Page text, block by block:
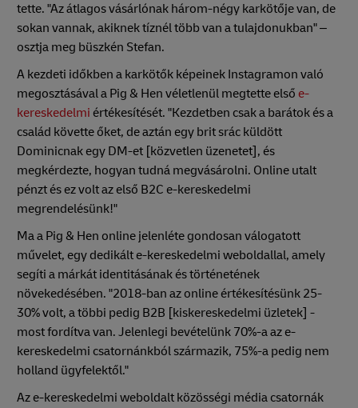
tette. "Az átlagos vásárlónak három-négy karkötője van, de
sokan vannak, akiknek tíznél több van a tulajdonukban" –
osztja meg büszkén Stefan.
A kezdeti időkben a karkötők képeinek Instagramon való
megosztásával a Pig & Hen véletlenül megtette első e-
kereskedelmi értékesítését. "Kezdetben csak a barátok és a
család követte őket, de aztán egy brit srác küldött
Dominicnak egy DM-et [közvetlen üzenetet], és
megkérdezte, hogyan tudná megvásárolni. Online utalt
pénzt és ez volt az első B2C e-kereskedelmi
megrendelésünk!"
Ma a Pig & Hen online jelenléte gondosan válogatott
művelet, egy dedikált e-kereskedelmi weboldallal, amely
segíti a márkát identitásának és történetének
növekedésében. "2018-ban az online értékesítésünk 25-
30% volt, a többi pedig B2B [kiskereskedelmi üzletek] -
most fordítva van. Jelenlegi bevételünk 70%-a az e-
kereskedelmi csatornánkból származik, 75%-a pedig nem
holland ügyfelektől."
Az e-kereskedelmi weboldalt közösségi média csatornák